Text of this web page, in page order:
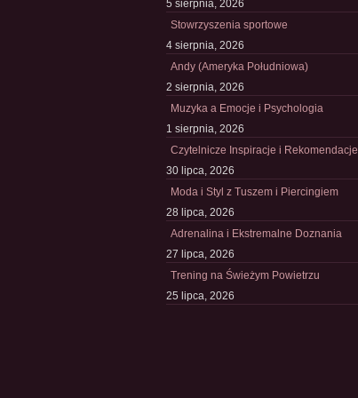
5 sierpnia, 2026
Stowrzyszenia sportowe
4 sierpnia, 2026
Andy (Ameryka Południowa)
2 sierpnia, 2026
Muzyka a Emocje i Psychologia
1 sierpnia, 2026
Czytelnicze Inspiracje i Rekomendacje
30 lipca, 2026
Moda i Styl z Tuszem i Piercingiem
28 lipca, 2026
Adrenalina i Ekstremalne Doznania
27 lipca, 2026
Trening na Świeżym Powietrzu
25 lipca, 2026